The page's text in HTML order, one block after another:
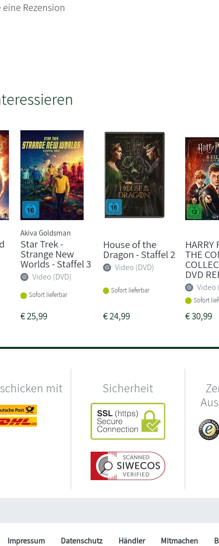
Rezension
Akiva Goldsman
Star Trek -
Strange New
Worlds - Staffel 3
Video (DVD)
Sofort lieferbar
€25,99
House of the
Dragon - Staffel 2
Video (DVD)
Sofort lieferbar
€24,99
HARRY
THE
DVD
Video
Sofort
€30,99
mit Sicherheit
Impressum Datenschutz Händler Mitmachen